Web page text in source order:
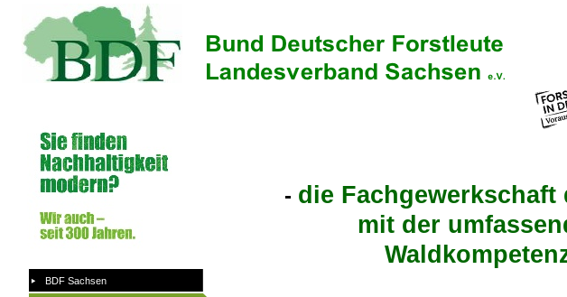
BDF Sachsen
- die Fachgewerkschaft
mit der